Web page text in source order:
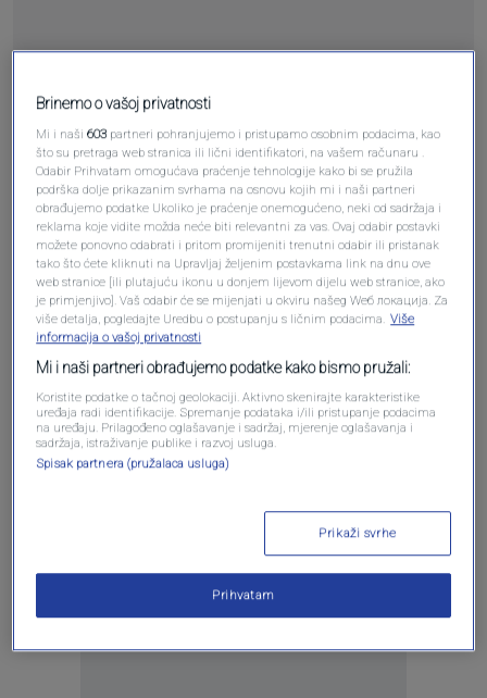
Pošalji komentar
Oglas
Brinemo o vašoj privatnosti
Mi i naši603 partneri pohranjujemo i pristupamo osobnim podacima, kao
što su pretraga web stranica ili lični identifikatori, na vašem računaru .
Odabir Prihvatam omogućava praćenje tehnologije kako bi se pružila
podrška dolje prikazanim svrhama na osnovu kojih mi i naši partneri
obrađujemo podatke Ukoliko je praćenje onemogućeno, neki od sadržaja i
reklama koje vidite možda neće biti relevantni za vas. Ovaj odabir postavki
možete ponovno odabrati i pritom promijeniti trenutni odabir ili pristanak
tako što ćete kliknuti na Upravljaj željenim postavkama link na dnu ove
web stranice [ili plutajuću ikonu u donjem lijevom dijelu web stranice, ako
je primjenjivo]. Vaš odabir će se mijenjati u okviru našeg Wеб локација. Za
više detalja, pogledajte Uredbu o postupanju s ličnim podacima. Više
informacija o vašoj privatnosti
Mi i naši partneri obrađujemo podatke kako bismo pružali:
Koristite podatke o tačnoj geolokaciji. Aktivno skenirajte karakteristike
uređaja radi identifikacije. Spremanje podataka i/ili pristupanje podacima
na uređaju. Prilagođeno oglašavanje i sadržaj, mjerenje oglašavanja i
sadržaja, istraživanje publike i razvoj usluga.
Spisak partnera (pružalaca usluga)
Prikaži svrhe
Prihvatam